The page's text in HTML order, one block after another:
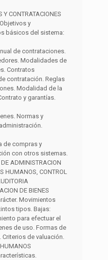
Y CONTRATACIONES
y
básicos del sistema:
de contrataciones.
Modalidades de
Contratos
contratación. Reglas
Modalidad de la
y garantías.
Normas y
de compras y
con otros sistemas.
ADMINISTRACION
HUMANOS, CONTROL
DE BIENES
Movimientos
tipos. Bajas:
para efectuar el
de uso. Formas de
de valuación.